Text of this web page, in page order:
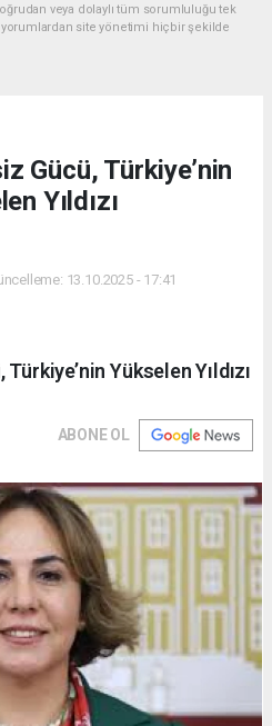
veya dolaylı tüm sorumluluğu tek
yorumlardan site yönetimi hiçbir şekilde
Gücü, Türkiye’nin
Yıldızı
13.10.2025 - 17:41
Yükselen Yıldızı
ABONE OL